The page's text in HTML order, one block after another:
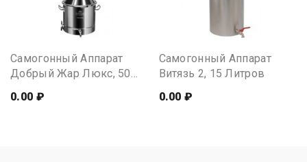
Самогонный Аппарат
Добрый Жар Люкс, 50
0.00 ₽
Самогонный Аппарат
Витязь 2, 15 Литров
0.00 ₽